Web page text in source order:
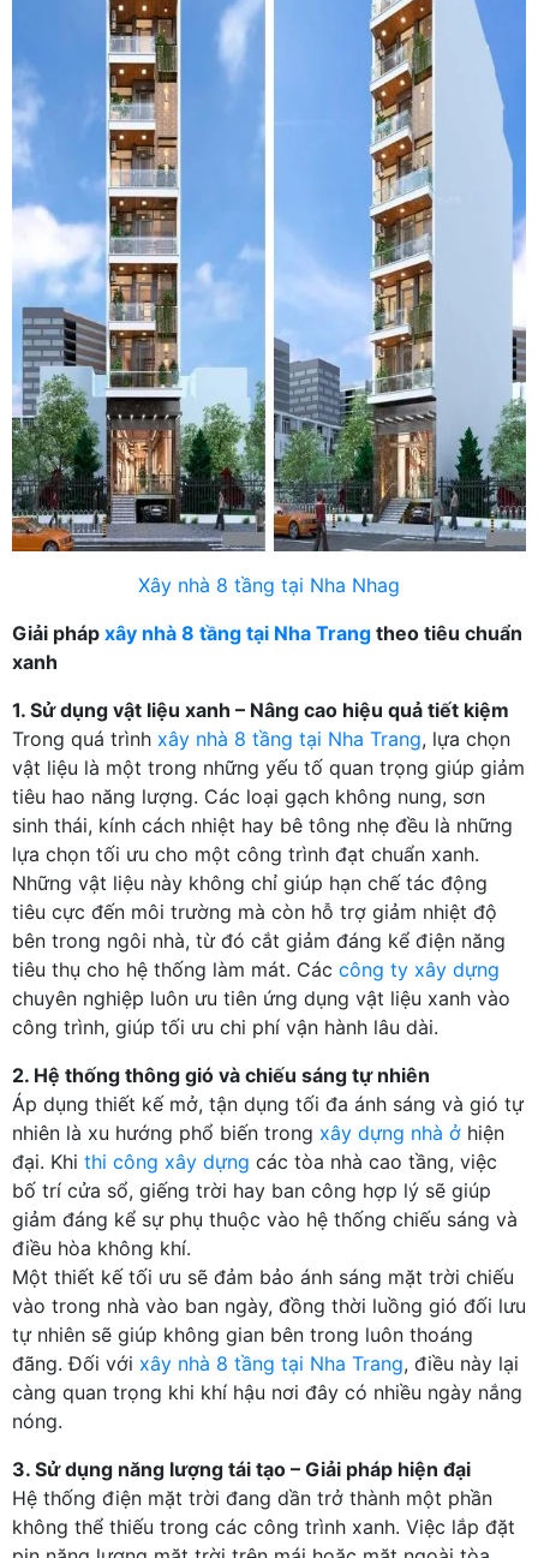
Xây nhà 8 tầng tại Nha Nhag
Giải pháp xây nhà 8 tầng tại Nha Trang theo tiêu chuẩn
xanh
1. Sử dụng vật liệu xanh – Nâng cao hiệu quả tiết kiệm
Trong quá trình xây nhà 8 tầng tại Nha Trang, lựa chọn
vật liệu là một trong những yếu tố quan trọng giúp giảm
tiêu hao năng lượng. Các loại gạch không nung, sơn
sinh thái, kính cách nhiệt hay bê tông nhẹ đều là những
lựa chọn tối ưu cho một công trình đạt chuẩn xanh.
Những vật liệu này không chỉ giúp hạn chế tác động
tiêu cực đến môi trường mà còn hỗ trợ giảm nhiệt độ
bên trong ngôi nhà, từ đó cắt giảm đáng kể điện năng
tiêu thụ cho hệ thống làm mát. Các công ty xây dựng
chuyên nghiệp luôn ưu tiên ứng dụng vật liệu xanh vào
công trình, giúp tối ưu chi phí vận hành lâu dài.
2. Hệ thống thông gió và chiếu sáng tự nhiên
Áp dụng thiết kế mở, tận dụng tối đa ánh sáng và gió tự
nhiên là xu hướng phổ biến trong xây dựng nhà ở hiện
đại. Khi thi công xây dựng các tòa nhà cao tầng, việc
bố trí cửa sổ, giếng trời hay ban công hợp lý sẽ giúp
giảm đáng kể sự phụ thuộc vào hệ thống chiếu sáng và
điều hòa không khí.
Một thiết kế tối ưu sẽ đảm bảo ánh sáng mặt trời chiếu
vào trong nhà vào ban ngày, đồng thời luồng gió đối lưu
tự nhiên sẽ giúp không gian bên trong luôn thoáng
đãng. Đối với xây nhà 8 tầng tại Nha Trang, điều này lại
càng quan trọng khi khí hậu nơi đây có nhiều ngày nắng
nóng.
3. Sử dụng năng lượng tái tạo – Giải pháp hiện đại
Hệ thống điện mặt trời đang dần trở thành một phần
không thể thiếu trong các công trình xanh. Việc lắp đặt